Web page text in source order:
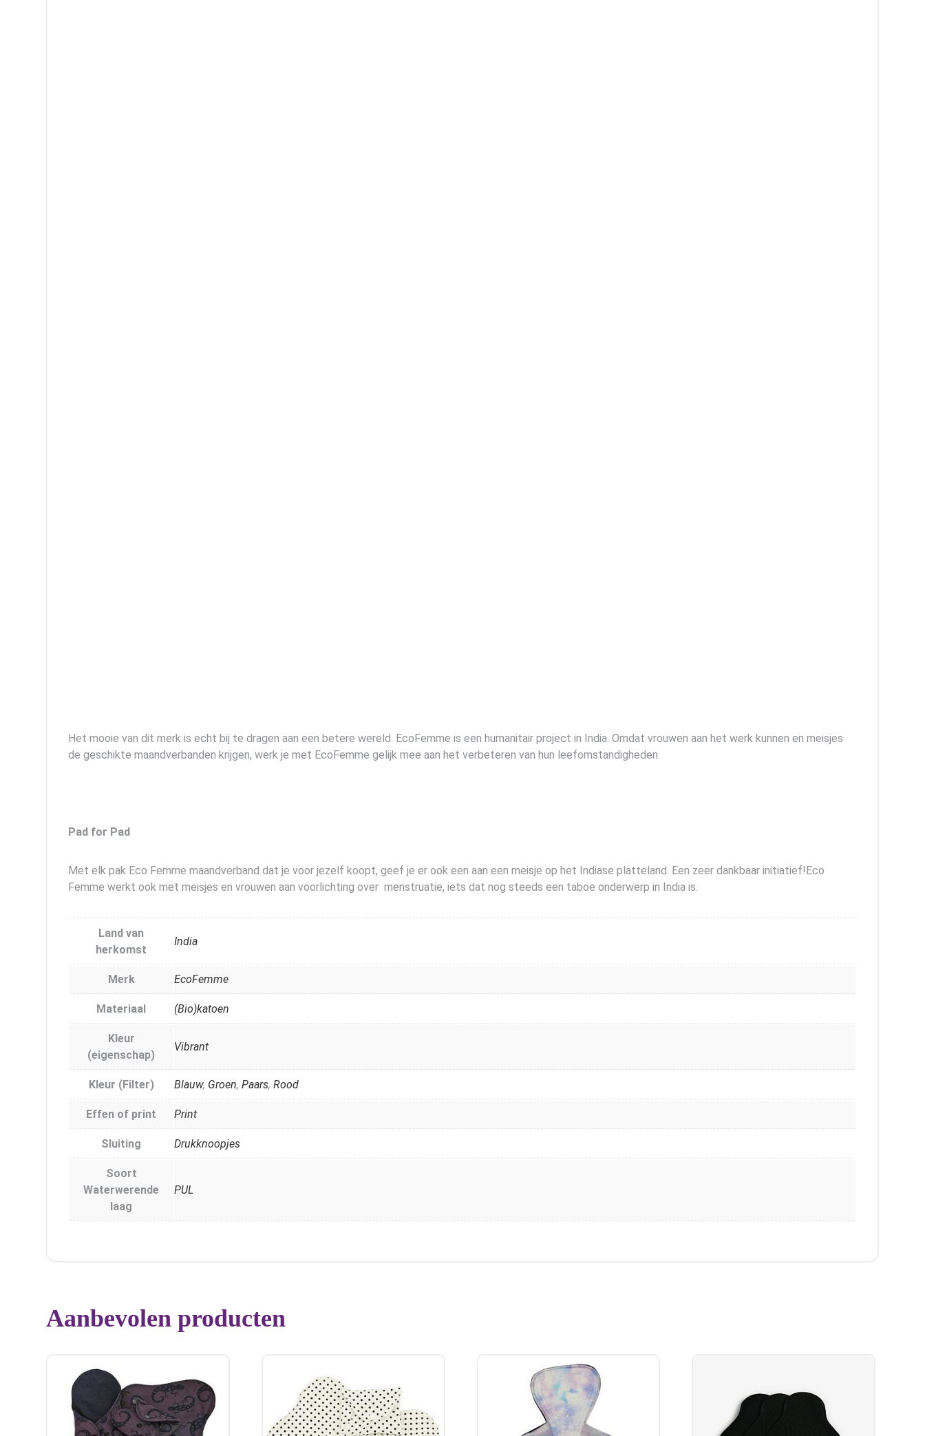
Het mooie van dit merk is echt bij te dragen aan een betere wereld. EcoFemme is een humanitair project in India. Omdat vrouwen aan het werk kunnen en meisjes
de geschikte maandverbanden krijgen, werk je met EcoFemme gelijk mee aan het verbeteren van hun leefomstandigheden.
Pad for Pad
Met elk pak Eco Femme maandverband dat je voor jezelf koopt, geef je er ook een aan een meisje op het Indiase platteland. Een zeer dankbaar initiatief!Eco
Femme werkt ook met meisjes en vrouwen aan voorlichting over menstruatie, iets dat nog steeds een taboe onderwerp in India is.
Land van
herkomst
India
Merk EcoFemme
Materiaal (Bio)katoen
Kleur
(eigenschap)
Vibrant
Kleur (Filter) Blauw, Groen, Paars, Rood
Effen of print Print
Sluiting Drukknoopjes
Soort
Waterwerende
laag
PUL
Aanbevolen producten